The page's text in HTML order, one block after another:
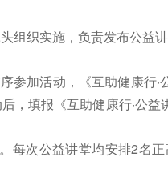
组织实施，负责发布公益
加活动，《互助健康行·
，填报《互助健康行·公
每次公益讲堂均安排2名